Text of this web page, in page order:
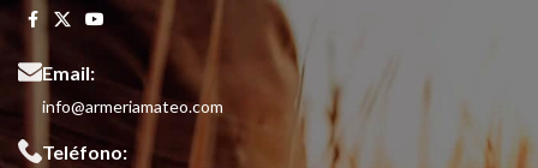
Email:
info@armeriamateo.com
Teléfono: